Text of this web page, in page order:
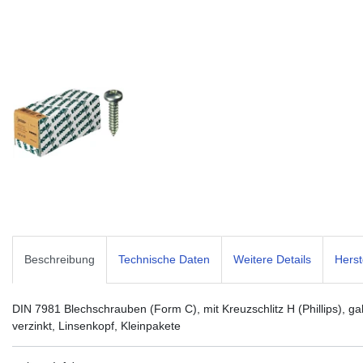
Beschreibung Technische Daten Weitere Details
DIN 7981 Blechschrauben (Form C), mit Kreuzschlitz H (Phillips),
verzinkt, Linsenkopf, Kleinpakete